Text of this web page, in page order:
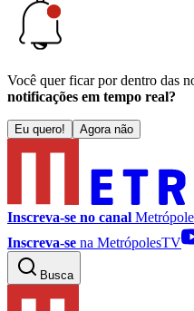
Você quer ficar por dentro das
notificações em tempo real?
Eu quero! Agora não
Inscreva-se no canal
Inscreva-se na MetrópolesTV
Busca